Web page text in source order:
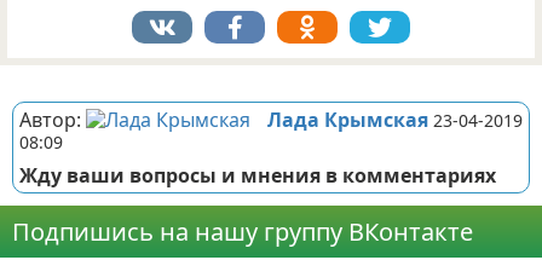
Автор: Лада Крымская 23-04-2019
08:09
Жду ваши вопросы и мнения в комментариях
Подпишись на нашу группу ВКонтакте